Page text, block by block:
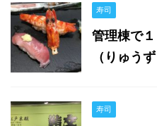
寿司
管理棟で
（りゅう
寿司